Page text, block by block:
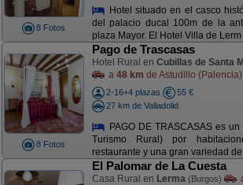
8 Fotos
Hotel situado en el casco
del palacio ducal 100m de la
plaza Mayor. El Hotel Villa de Lerm
8 Fotos
Pago de Trascasas
Hotel Rural en Cubillas de Santa
a 48 km de Astudillo (Palencia)
2-16+4 plazas
55 €
27 km de Valladolid
PAGO DE TRASCASAS es
Turismo Rural) por
restaurante y una gran variedad
El Palomar de La Cuesta
Casa Rural en Lerma (Burgos)